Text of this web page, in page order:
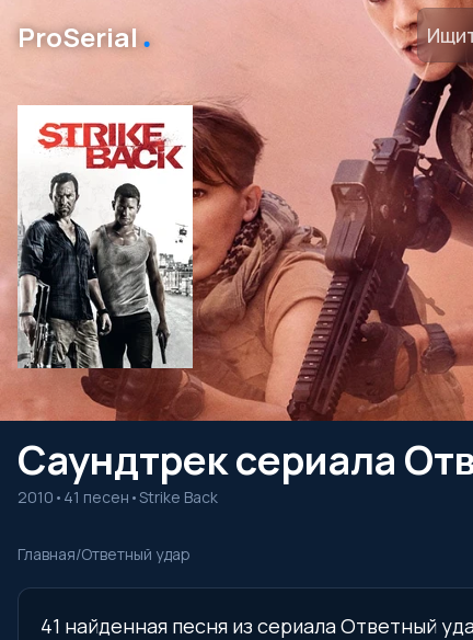
ProSerial․
Саундтрек сериала
2010 • 41 песен •Strike Back
Главная/Ответный удар
41 найденная песня из сериала Ответный